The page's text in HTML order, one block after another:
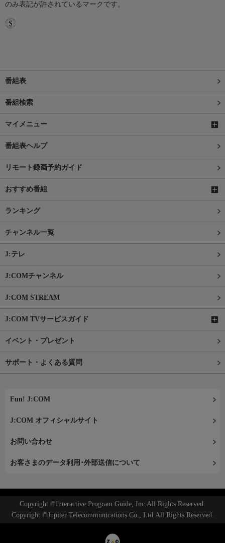
のみ表記が許されているマークです。
番組表
番組検索
マイメニュー
番組表ヘルプ
リモート録画予約ガイド
おすすめ番組
ランキング
チャンネル一覧
J:テレ
J:COMチャンネル
J:COM STREAM
J:COM TVサービスガイド
イベント・プレゼント
サポート・よくある質問
Fun! J:COM
J:COM オフィシャルサイト
お問い合わせ
お客さまのデータ利用･外部送信について
Copyright ©Interactive Program Guide, Inc.All Rights Reserved.
Copyright ©Jupiter Telecommunications Co., Ltd.All Rights Reserved.